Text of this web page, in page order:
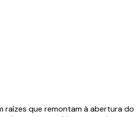
raízes que remontam à abertura do